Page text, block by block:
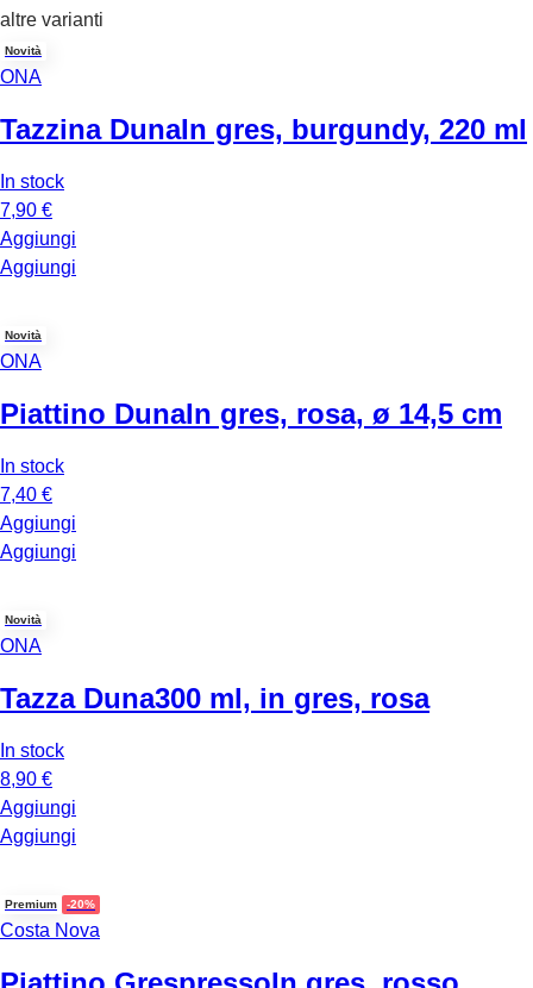
altre varianti
Novità
ONA
Tazzina DunaIn gres, burgundy, 220 ml
In stock
7,90 €
Aggiungi
Aggiungi
Novità
ONA
Piattino DunaIn gres, rosa, ø 14,5 cm
In stock
7,40 €
Aggiungi
Aggiungi
Novità
ONA
Tazza Duna300 ml, in gres, rosa
In stock
8,90 €
Aggiungi
Aggiungi
Premium -20%
Costa Nova